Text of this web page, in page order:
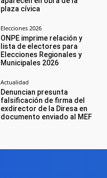
plaza cívica
Elecciones 2026
ONPE imprime relación y
lista de electores para
Elecciones Regionales y
Municipales 2026
Actualidad
Denuncian presunta
falsificación de firma del
exdirector de la Diresa en
documento enviado al MEF